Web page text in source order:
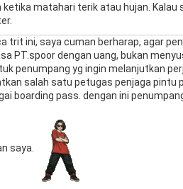
matahari terik atau hujan.
trit ini, saya cuman berharap, agar
PT.spoor dengan uang, bukan
penumpang yg ingin melanjutkan
salah satu petugas penjaga pintu
boarding pass. dengan ini
saya.